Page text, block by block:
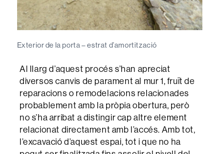
Exterior de la porta – estrat d’amortització
Al llarg d’aquest procés s’han apreciat
diversos canvis de parament al mur 1, fruït de
reparacions o remodelacions relacionades
probablement amb la pròpia obertura, però
no s’ha arribat a distingir cap altre element
relacionat directament amb l’accés. Amb tot,
l’excavació d’aquest espai, tot i que no ha